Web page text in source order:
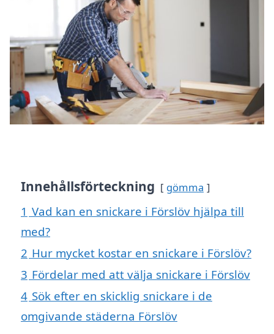
Innehållsförteckning gömma
1 Vad kan en snickare i Förslöv hjälpa till
med?
2 Hur mycket kostar en snickare i Förslöv?
3 Fördelar med att välja snickare i Förslöv
4 Sök efter en skicklig snickare i de
omgivande städerna Förslöv